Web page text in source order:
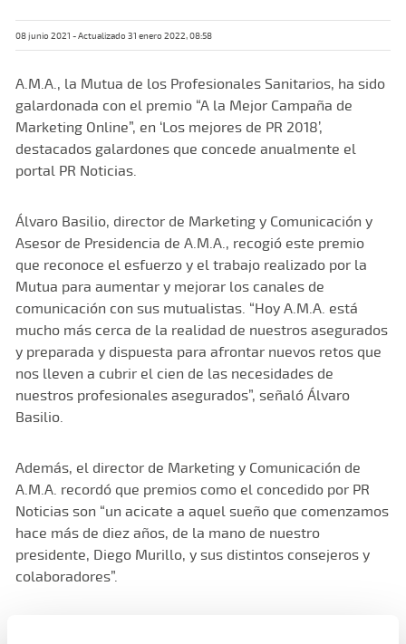
08 junio 2021 - Actualizado 31 enero 2022, 08:58
A.M.A., la Mutua de los Profesionales Sanitarios, ha sido
galardonada con el premio “A la Mejor Campaña de
Marketing Online”, en ‘Los mejores de PR 2018’,
destacados galardones que concede anualmente el
portal PR Noticias.
Álvaro Basilio, director de Marketing y Comunicación y
Asesor de Presidencia de A.M.A., recogió este premio
que reconoce el esfuerzo y el trabajo realizado por la
Mutua para aumentar y mejorar los canales de
comunicación con sus mutualistas. “Hoy A.M.A. está
mucho más cerca de la realidad de nuestros asegurados
y preparada y dispuesta para afrontar nuevos retos que
nos lleven a cubrir el cien de las necesidades de
nuestros profesionales asegurados”, señaló Álvaro
Basilio.
Además, el director de Marketing y Comunicación de
A.M.A. recordó que premios como el concedido por PR
Noticias son “un acicate a aquel sueño que comenzamos
hace más de diez años, de la mano de nuestro
presidente, Diego Murillo, y sus distintos consejeros y
colaboradores”.